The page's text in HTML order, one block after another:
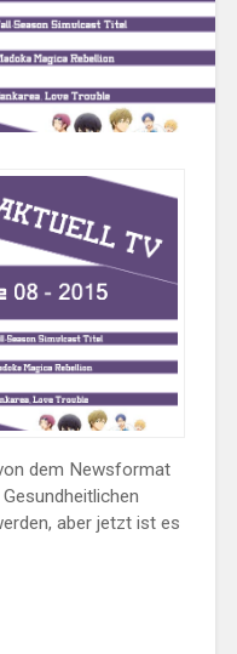
dem Newsformat
aber jetzt ist es